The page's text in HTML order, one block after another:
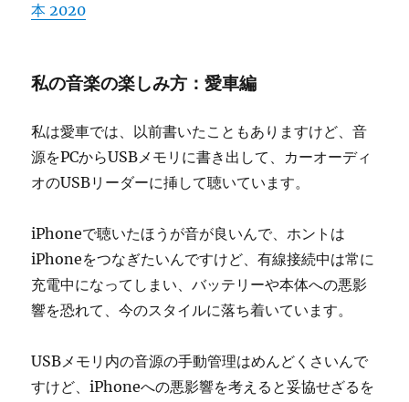
本 2020
私の音楽の楽しみ方：愛車編
私は愛車では、以前書いたこともありますけど、音
源をPCからUSBメモリに書き出して、カーオーディ
オのUSBリーダーに挿して聴いています。
iPhoneで聴いたほうが音が良いんで、ホントは
iPhoneをつなぎたいんですけど、有線接続中は常に
充電中になってしまい、バッテリーや本体への悪影
響を恐れて、今のスタイルに落ち着いています。
USBメモリ内の音源の手動管理はめんどくさいんで
すけど、iPhoneへの悪影響を考えると妥協せざるを